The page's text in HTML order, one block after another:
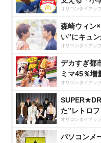
オリコンタイアッ
森崎ウィン
い”にキュ
オリコンタイアッ
デカすぎ都
ミマ45％増
オリコンタイアッ
た”レトロ
オリコンタイアッ
パソコンメ